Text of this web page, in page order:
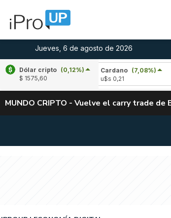
Jueves, 6 de agosto de 2026
Dólar cripto (0,12%)
$ 1575,60
Cardano
(7,08%)
MUNDO CRIPTO - Vuelve el carry trade